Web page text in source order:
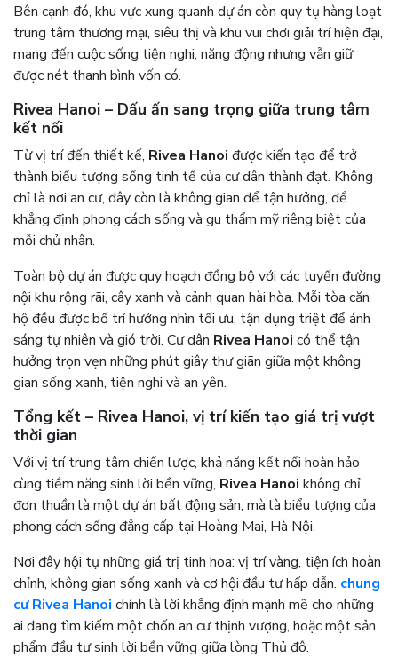
Bên cạnh đó, khu vực xung quanh dự án còn quy tụ hàng loạt
trung tâm thương mại, siêu thị và khu vui chơi giải trí hiện đại,
mang đến cuộc sống tiện nghi, năng động nhưng vẫn giữ
được nét thanh bình vốn có.
Rivea Hanoi – Dấu ấn sang trọng giữa trung tâm
kết nối
Từ vị trí đến thiết kế, Rivea Hanoi được kiến tạo để trở
thành biểu tượng sống tinh tế của cư dân thành đạt. Không
chỉ là nơi an cư, đây còn là không gian để tận hưởng, để
khẳng định phong cách sống và gu thẩm mỹ riêng biệt của
mỗi chủ nhân.
Toàn bộ dự án được quy hoạch đồng bộ với các tuyến đường
nội khu rộng rãi, cây xanh và cảnh quan hài hòa. Mỗi tòa căn
hộ đều được bố trí hướng nhìn tối ưu, tận dụng triệt để ánh
sáng tự nhiên và gió trời. Cư dân Rivea Hanoi có thể tận
hưởng trọn vẹn những phút giây thư giãn giữa một không
gian sống xanh, tiện nghi và an yên.
Tổng kết – Rivea Hanoi, vị trí kiến tạo giá trị vượt
thời gian
Với vị trí trung tâm chiến lược, khả năng kết nối hoàn hảo
cùng tiềm năng sinh lời bền vững, Rivea Hanoi không chỉ
đơn thuần là một dự án bất động sản, mà là biểu tượng của
phong cách sống đẳng cấp tại Hoàng Mai, Hà Nội.
Nơi đây hội tụ những giá trị tinh hoa: vị trí vàng, tiện ích hoàn
chỉnh, không gian sống xanh và cơ hội đầu tư hấp dẫn. chung
cư Rivea Hanoi chính là lời khẳng định mạnh mẽ cho những
ai đang tìm kiếm một chốn an cư thịnh vượng, hoặc một sản
phẩm đầu tư sinh lời bền vững giữa lòng Thủ đô.